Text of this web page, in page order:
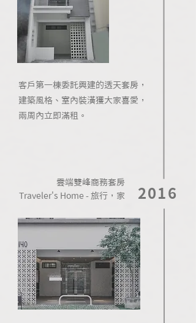
​客戶第一棟委託興建的透天套房，
建築風格、室內裝潢獲大家喜愛，
兩周內立即滿租。
雲端雙峰商務套房
​Traveler's Home - 旅行，家
2016